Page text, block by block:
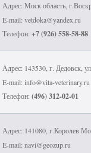
Адрес: Моск область,
E-mail: vetdoka@yandex.ru
Телефон: +7 (926) 558-58-88
Адрес: 143530, г. Дедовск,
E-mail: info@vita-veterinary.ru
Телефон:(496) 312-02-01
Адрес: 141080, г.Королев
E-mail: navi@geozup.ru